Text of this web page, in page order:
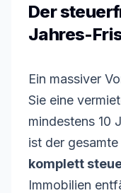
Der
Jahres-
Ein massiver
Sie eine
mindestens 10
ist der
komplett
Immobilien